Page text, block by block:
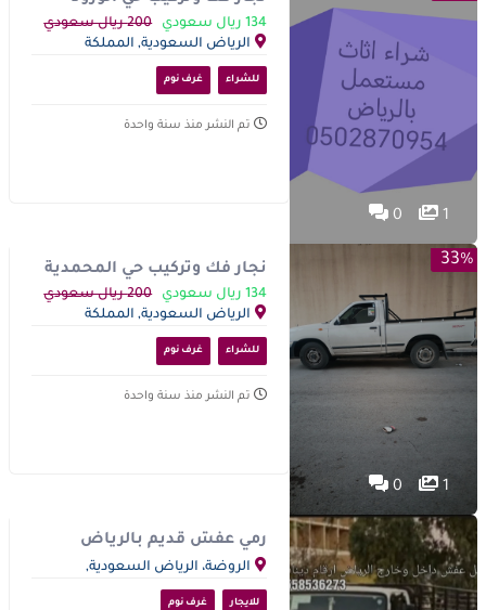
1
0
0502870954
134 ريال سعودي
200 ريال سعودي
الرياض السعودية, المملكة
العربية السعودية
للشراء غرف نوم
تم النشر منذ سنة واحدة
33%
1
0
نجار فك وتركيب حي المحمدية
0502870954
134 ريال سعودي
200 ريال سعودي
الرياض السعودية, المملكة
العربية السعودية
للشراء غرف نوم
تم النشر منذ سنة واحدة
رمي عفش قديم بالرياض
0َ558536373 دينا تشيل الاثاث
المكسر بالرياض
الروضة، الرياض السعودية,
المملكة العربية السعودية
للايجار غرف نوم